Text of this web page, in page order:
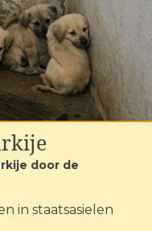
50.000
geraken.
onze hulp
voortdurend
die niet
de centers
door de
in staatsasielen